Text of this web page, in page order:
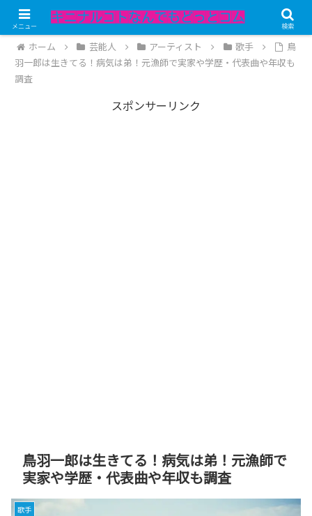
記事内にPRが含まれています。
ホーム 芸能人 アーティスト 歌手
鳥
羽一郎は生きてる！病気は弟！元漁師で実家や学歴・代表曲や年収も
調査
スポンサーリンク
鳥羽一郎は生きてる！病気は弟！元漁師で
実家や学歴・代表曲や年収も調査
歌手
メニュー 検索